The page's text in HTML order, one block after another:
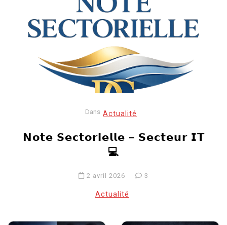
Dans Actualité
𝗡𝗼𝘁𝗲 𝗦𝗲𝗰𝘁𝗼𝗿𝗶𝗲𝗹𝗹𝗲 – 𝗦𝗲𝗰𝘁𝗲𝘂𝗿 𝗜𝗧
💻
2 avril 2026 3
Actualité